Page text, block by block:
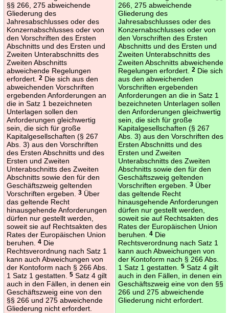
§§ 266, 275 abweichende
Gliederung des
Jahresabschlusses oder des
Konzernabschlusses oder von
den Vorschriften des Ersten
Abschnitts und des Ersten und
Zweiten Unterabschnitts des
Zweiten Abschnitts
abweichende Regelungen
erfordert.
2Die sich aus den
abweichenden Vorschriften
ergebenden Anforderungen an
die in Satz 1 bezeichneten
Unterlagen sollen den
Anforderungen gleichwertig
sein, die sich für große
Kapitalgesellschaften (§ 267
Abs. 3) aus den Vorschriften
des Ersten Abschnitts und des
Ersten und Zweiten
Unterabschnitts des Zweiten
Abschnitts sowie den für den
Geschäftszweig geltenden
Vorschriften ergeben.
3Über
das geltende Recht
hinausgehende Anforderungen
dürfen nur gestellt werden,
soweit sie auf Rechtsakten des
Rates der Europäischen Union
beruhen.
4Die
Rechtsverordnung nach Satz 1
kann auch Abweichungen von
der Kontoform nach § 266 Abs.
1 Satz 1 gestatten.
5Satz 4 gilt
auch in den Fällen, in denen ein
Geschäftszweig eine von den
§§ 266 und 275 abweichende
Gliederung nicht erfordert.
266, 275 abweichende
Gliederung des
Jahresabschlusses oder des
Konzernabschlusses oder von
den Vorschriften des Ersten
Abschnitts und des Ersten und
Zweiten Unterabschnitts des
Zweiten Abschnitts abweichende
Regelungen erfordert.
2Die sich
aus den abweichenden
Vorschriften ergebenden
Anforderungen an die in Satz 1
bezeichneten Unterlagen sollen
den Anforderungen gleichwertig
sein, die sich für große
Kapitalgesellschaften (§ 267
Abs. 3) aus den Vorschriften des
Ersten Abschnitts und des
Ersten und Zweiten
Unterabschnitts des Zweiten
Abschnitts sowie den für den
Geschäftszweig geltenden
Vorschriften ergeben.
3Über
das geltende Recht
hinausgehende Anforderungen
dürfen nur gestellt werden,
soweit sie auf Rechtsakten des
Rates der Europäischen Union
beruhen.
4Die
Rechtsverordnung nach Satz 1
kann auch Abweichungen von
der Kontoform nach § 266 Abs.
1 Satz 1 gestatten.
5Satz 4 gilt
auch in den Fällen, in denen ein
Geschäftszweig eine von den §§
266 und 275 abweichende
Gliederung nicht erfordert.